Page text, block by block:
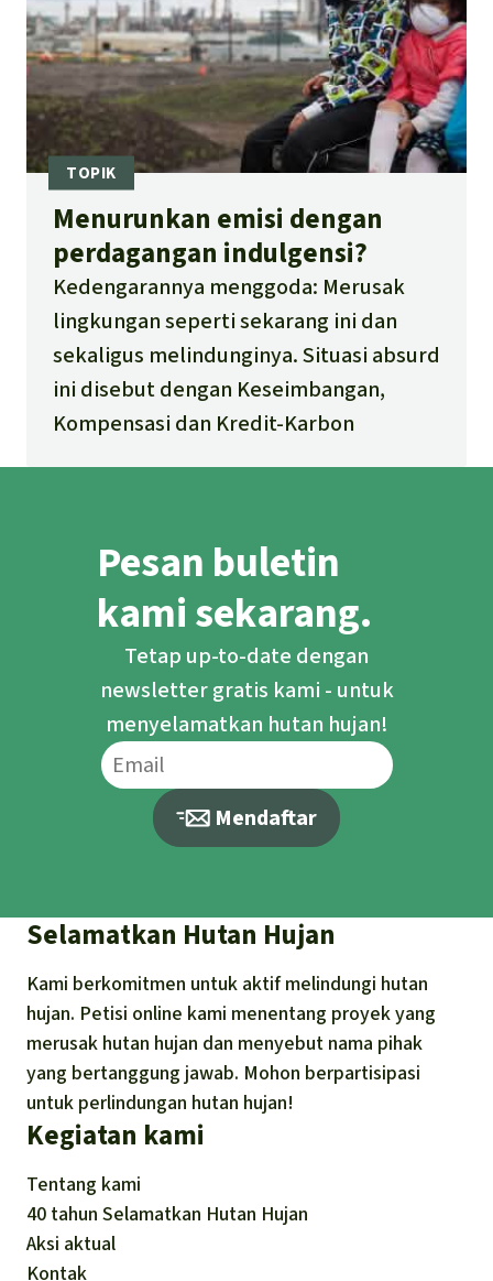
Menurunkan emisi dengan
perdagangan indulgensi?
Kedengarannya menggoda: Merusak
lingkungan seperti sekarang ini dan
sekaligus melindunginya. Situasi absurd
ini disebut dengan Keseimbangan,
Kompensasi dan Kredit-Karbon
Pesan buletin
kami sekarang.
Tetap up-to-date dengan
newsletter gratis kami - untuk
menyelamatkan hutan hujan!
Mendaftar
Selamatkan Hutan Hujan
Kami berkomitmen untuk aktif melindungi hutan
hujan. Petisi online kami menentang proyek yang
merusak hutan hujan dan menyebut nama pihak
yang bertanggung jawab. Mohon berpartisipasi
untuk perlindungan hutan hujan!
Kegiatan kami
Tentang kami
40 tahun Selamatkan Hutan Hujan
Aksi aktual
Kontak